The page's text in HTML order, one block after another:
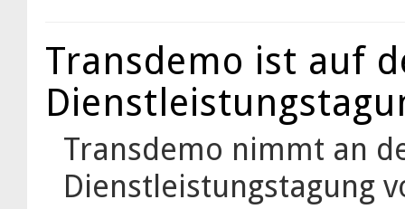
Transdemo ist auf
Transdemo nimmt an
Dienstleistungstagung